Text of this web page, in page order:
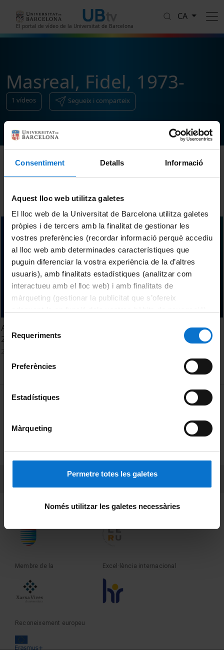
Consentiment Detalls Informació
Aquest lloc web utilitza galetes
El lloc web de la Universitat de Barcelona utilitza galetes
pròpies i de tercers amb la finalitat de gestionar les
vostres preferències (recordar informació perquè accediu
al lloc web amb determinades característiques que
puguin diferenciar la vostra experiència de la d’altres
usuaris), amb finalitats estadístiques (analitzar com
interactueu amb el lloc web) i amb finalitats de
màrqueting (gestionar la publicitat que s’ofereix
consultar laPolítica de galetes del lloc web de la
Selecció
de Requeriments
Preferències
Estadístiques
Màrqueting
Permetre totes les galetes
Només utilitzar les galetes necessàries
El portal de vídeo de la Universitat de Barcelona
CA
Masreal, Fidel, 1973-
1 vídeos Segueix i comparteix
Ordenar
Acte de Graduació. Facultat de Psicologia. Promoció 2024-
2025. Sessió 27 d'octubre. Matí
MENÚ PEU 1
Privadesa i termes
Sobre UBtv
Fundadora de la Membre de la
Membre de la Excel·lència internacional
Reconeixement europeu